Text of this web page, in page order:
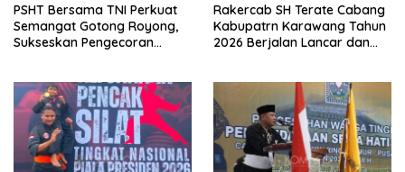
PSHT Bersama TNI Perkuat
Semangat Gotong Royong,
Sukseskan Pengecoran
Rakercab SH Terate Cabang
Kabupatrn Karawang Tahun
2026 Berjalan Lancar dan